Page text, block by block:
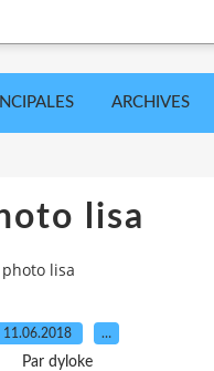
ARCHIVES
lisa
photo lisa
11.06.2018 …
Par dyloke